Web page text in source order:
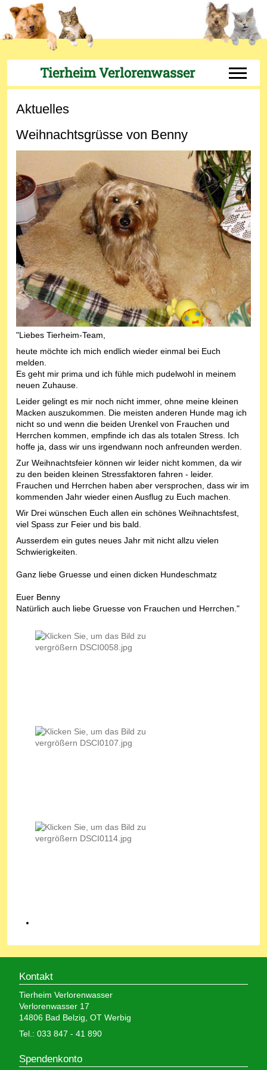
Tierheim Verlorenwasser Off-
Aktuelles
Weihnachtsgrüsse von Benny
"Liebes Tierheim-Team,
heute möchte ich mich endlich wieder einmal bei Euch
melden.
Es geht mir prima und ich fühle mich pudelwohl in meinem
neuen Zuhause.
Leider gelingt es mir noch nicht immer, ohne meine kleinen
Macken auszukommen. Die meisten anderen Hunde mag ich
nicht so und wenn die beiden Urenkel von Frauchen und
Herrchen kommen, empfinde ich das als totalen Stress. Ich
hoffe ja, dass wir uns irgendwann noch anfreunden werden.
Zur Weihnachtsfeier können wir leider nicht kommen, da wir
zu den beiden kleinen Stressfaktoren fahren - leider.
Frauchen und Herrchen haben aber versprochen, dass wir im
kommenden Jahr wieder einen Ausflug zu Euch machen.
Wir Drei wünschen Euch allen ein schönes Weihnachtsfest,
viel Spass zur Feier und bis bald.
Ausserdem ein gutes neues Jahr mit nicht allzu vielen
Schwierigkeiten.
Ganz liebe Gruesse und einen dicken Hundeschmatz
Euer Benny
Natürlich auch liebe Gruesse von Frauchen und Herrchen."
Kontakt
Tierheim Verlorenwasser
Verlorenwasser 17
14806 Bad Belzig, OT Werbig
Tel.: 033 847 - 41 890
Spendenkonto